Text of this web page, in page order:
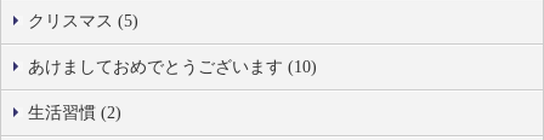
クリスマス (5)
あけましておめでとうございます (10)
生活習慣 (2)